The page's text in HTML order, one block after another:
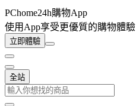
PChome24h購物App
使用App享受更優質的購物體驗
立即體驗
全站